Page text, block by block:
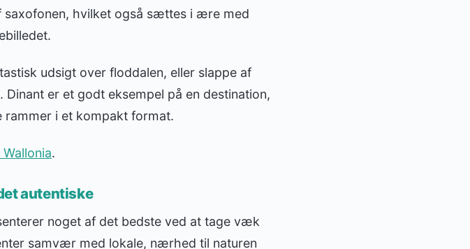
saxofonen, hvilket også sættes i ære med
udsigt over floddalen, eller slappe af
er et godt eksempel på en destination,
rammer i et kompakt format.
.
autentiske
noget af det bedste ved at tage væk
samvær med lokale, nærhed til naturen